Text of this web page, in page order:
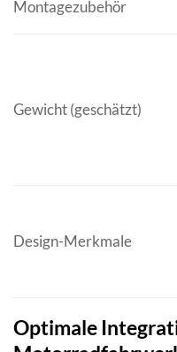
Montagezubehör
Gewicht (geschätzt)
Design-Merkmale
Optimale